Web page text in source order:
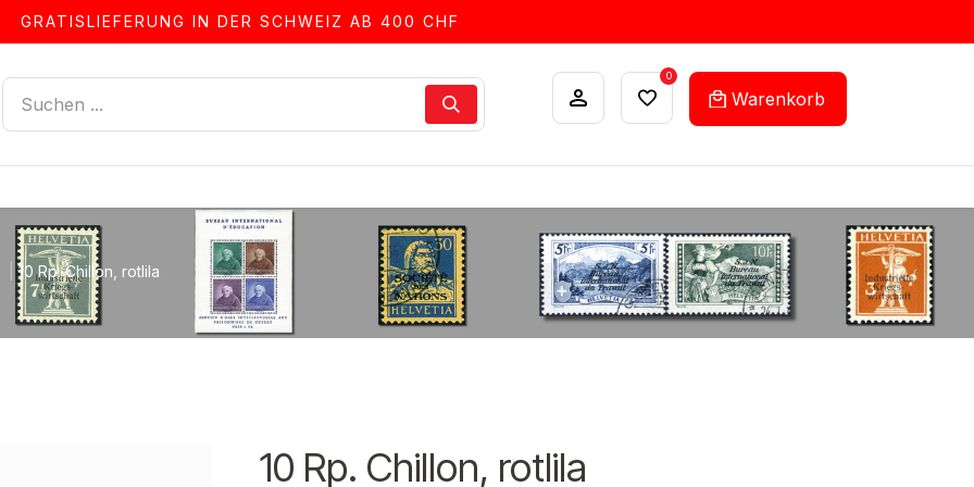
GRATISLIEFERUNG IN DER SCHWEIZ AB 400 CHF
0
Warenkorb
10 Rp. Chillon, rotlila
10 Rp. Chillon, rotlila